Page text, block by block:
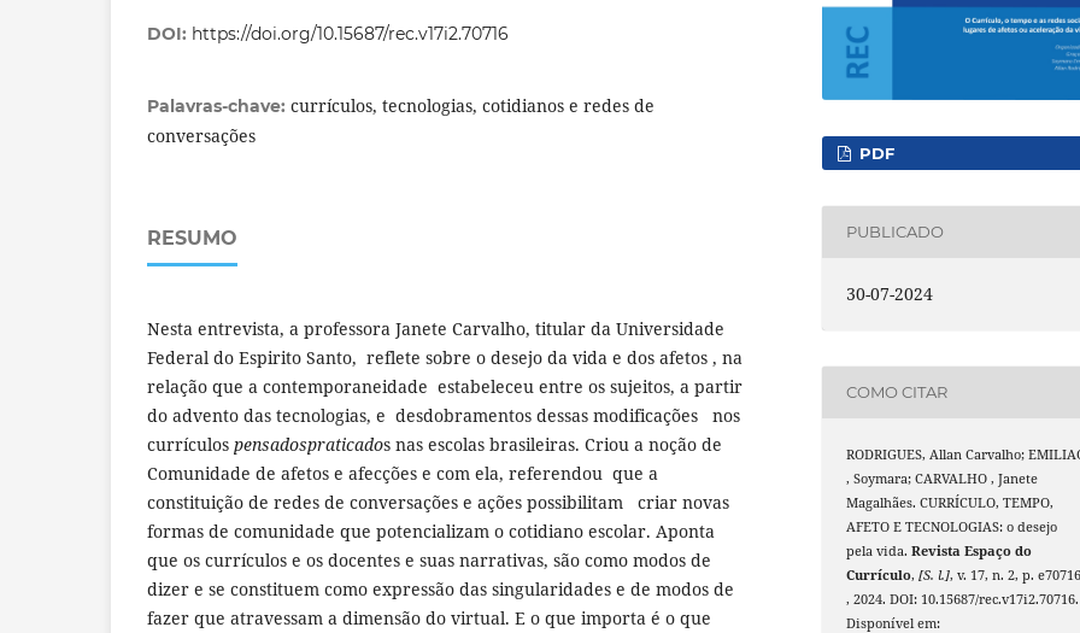
DOI: https://doi.org/10.15687/rec.v17i2.70716
Palavras-chave: currículos, tecnologias, cotidianos e redes de
conversações
RESUMO
Nesta entrevista, a professora Janete Carvalho, titular da Universidade
Federal do Espirito Santo, reflete sobre o desejo da vida e dos afetos , na
relação que a contemporaneidade estabeleceu entre os sujeitos, a partir
do advento das tecnologias, e desdobramentos dessas modificações nos
currículos pensadospraticados nas escolas brasileiras. Criou a noção de
Comunidade de afetos e afecções e com ela, referendou que a
constituição de redes de conversações e ações possibilitam criar novas
formas de comunidade que potencializam o cotidiano escolar. Aponta
que os currículos e os docentes e suas narrativas, são como modos de
dizer e se constituem como expressão das singularidades e de modos de
fazer que atravessam a dimensão do virtual. E o que importa é o que
PDF
PUBLICADO
30-07-2024
COMO CITAR
RODRIGUES, Allan Carvalho;
, Soymara; CARVALHO , Janete
Magalhães. CURRÍCULO, TEMPO,
AFETO E TECNOLOGIAS: o desejo
pela vida.Revista Espaço do
Currículo,[S. l.], v. 17, n. 2, p. e70716
, 2024. DOI: 10.15687/rec.v17i2.70716.
Disponível em: